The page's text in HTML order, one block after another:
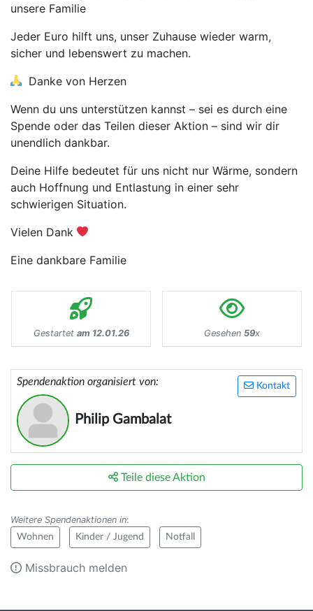
unsere Familie
Jeder Euro hilft uns, unser Zuhause wieder warm,
sicher und lebenswert zu machen.
Danke von Herzen
Wenn du uns unterstützen kannst – sei es durch eine
Spende oder das Teilen dieser Aktion – sind wir dir
unendlich dankbar.
Deine Hilfe bedeutet für uns nicht nur Wärme, sondern
auch Hoffnung und Entlastung in einer sehr
schwierigen Situation.
Vielen Dank
Eine dankbare Familie
Gestartet am 12.01.26 Gesehen 59x
Kontakt
Spendenaktion organisiert von:
Philip Gambalat
Teile diese Aktion
Weitere Spendenaktionen in:
Wohnen Kinder / Jugend Notfall
Missbrauch melden